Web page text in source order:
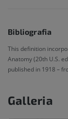
Bibliografia
This definition
Anatomy (20th U.S.
published in 1918 –
Galleria